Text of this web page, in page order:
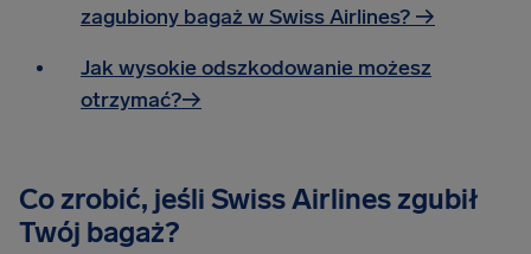
zagubiony bagaż w Swiss Airlines? →
Jak wysokie odszkodowanie możesz
otrzymać?→
Co zrobić, jeśli Swiss Airlines zgubił
Twój bagaż?